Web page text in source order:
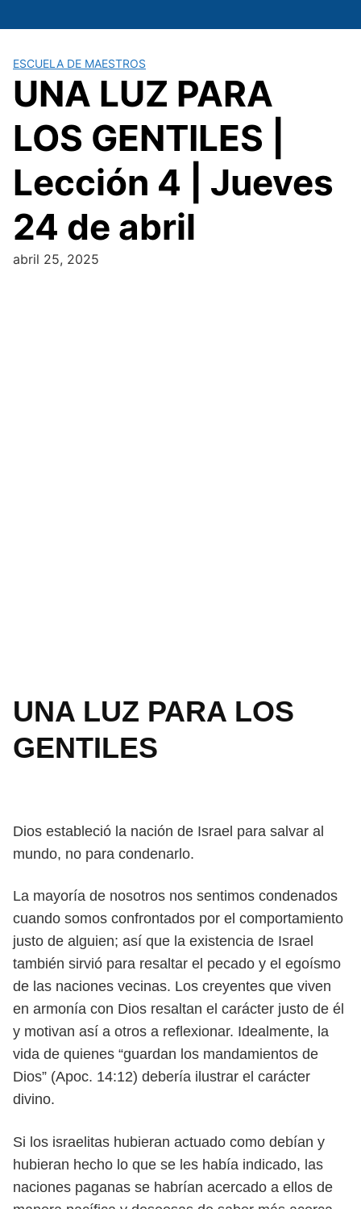
al
ESCUELA DE MAESTROS
UNA LUZ PARA
LOS GENTILES |
Lección 4 | Jueves
24 de abril
abril 25, 2025
UNA LUZ PARA LOS
GENTILES
Dios estableció la nación de Israel para salvar al
mundo, no para condenarlo.
La mayoría de nosotros nos sentimos condenados
cuando somos confrontados por el comportamiento
justo de alguien; así que la existencia de Israel
también sirvió para resaltar el pecado y el egoísmo
de las naciones vecinas. Los creyentes que viven
en armonía con Dios resaltan el carácter justo de él
y motivan así a otros a reflexionar. Idealmente, la
vida de quienes “guardan los mandamientos de
Dios” (Apoc. 14:12) debería ilustrar el carácter
divino.
Si los israelitas hubieran actuado como debían y
hubieran hecho lo que se les había indicado, las
naciones paganas se habrían acercado a ellos de